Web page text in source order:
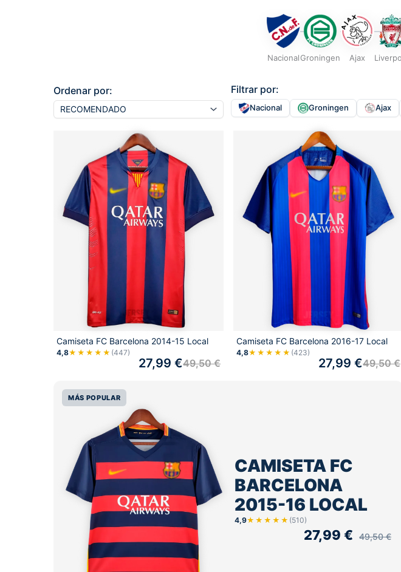
NacionalGroningen Ajax
Ordenar por: Filtrar por:
Nacional Groningen Ajax
Camiseta FC Barcelona 2014-15 Local
4,8★★★★★ (447)
49,50€
27,99 €
Camiseta FC Barcelona 2016-17 Local
4,8★★★★★ (423)
49,50€
27,99 €
MÁS POPULAR
CAMISETA FC
BARCELONA
2015-16 LOCAL
4,9★★★★★ (510)
49,50€
27,99 €